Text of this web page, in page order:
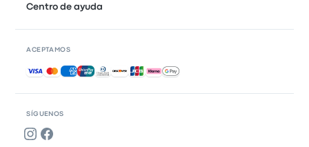
SÍGUENOS
Centro de ayuda
ACEPTAMOS
Pagos aceptados